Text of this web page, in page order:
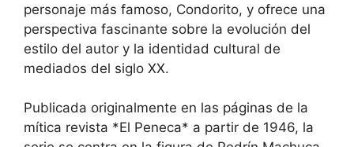
personaje más famoso, Condorito, y ofrece una
perspectiva fascinante sobre la evolución del
estilo del autor y la identidad cultural de
mediados del siglo XX.
Publicada originalmente en las páginas de la
mítica revista *El Peneca* a partir de 1946, la